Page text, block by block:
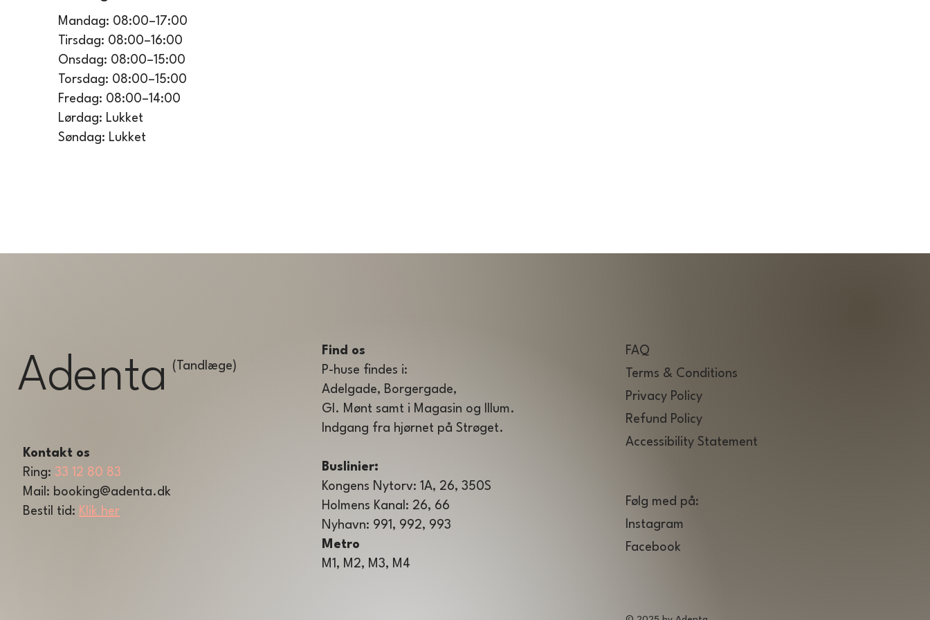
Mandag: 08:00–17:00
Tirsdag: 08:00–16:00
Onsdag: 08:00–15:00
Torsdag: 08:00–15:00
Fredag: 08:00–14:00
Lørdag: Lukket
Søndag: Lukket
Adenta (Tandlæge)
Kontakt os
Ring:33 12 80 83
Mail: booking@adenta.dk
Bestil tid: Klik her
Find os
P-huse findes i:
Adelgade, Borgergade,
GI. Mønt samt i Magasin og Illum.
Indgang fra hjørnet på Strøget.
Buslinier:
Kongens Nytorv: 1A, 26, 350S
Holmens Kanal: 26, 66
Nyhavn: 991, 992, 993
Metro
M1, M2, M3, M4
FAQ
Terms & Conditions
Privacy Policy
Refund Policy
Accessibility Statement
Følg med på:
Instagram
Facebook